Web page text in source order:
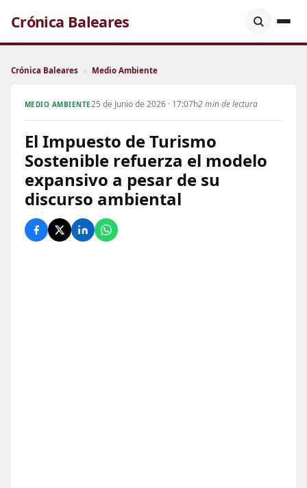
Crónica Baleares
Crónica Baleares › Medio Ambiente
MEDIO AMBIENTE25 de Junio de 2026 · 17:07h2 min de lectura
El Impuesto de Turismo
Sostenible refuerza el modelo
expansivo a pesar de su
discurso ambiental